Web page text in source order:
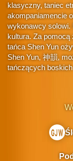
klasyczny, taniec
akompaniamencie
wykonawcy solowi.
kultura. Za
tańca Shen Yun
Shen Yun, 神韻,
tańczących boskich